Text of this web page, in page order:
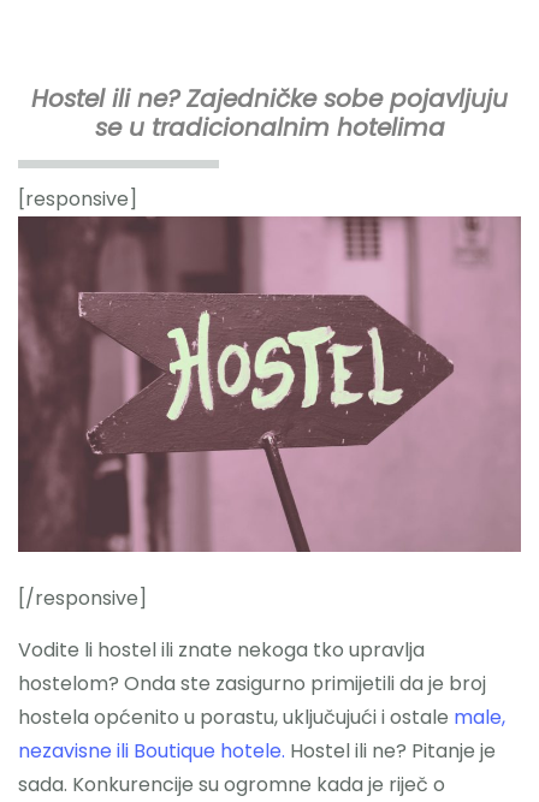
Hotelski Ekosistem
Rješenja
Tehnologija Za
Cijene
Akademija
Hotel Audit
Hostel ili ne? Zajedničke sobe pojavljuju
se u tradicionalnim hotelima
[responsive]
[/responsive]
Vodite li hostel ili znate nekoga tko upravlja
hostelom? Onda ste zasigurno primijetili da je broj
hostela općenito u porastu, uključujući i ostale male,
nezavisne ili Boutique hotele. Hostel ili ne? Pitanje je
sada. Konkurencije su ogromne kada je riječ o